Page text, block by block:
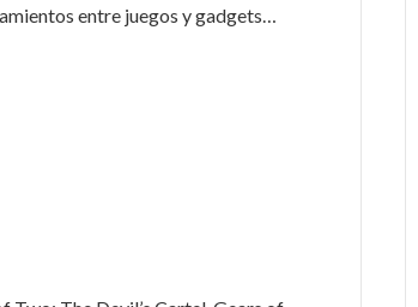
entre juegos y gadgets…